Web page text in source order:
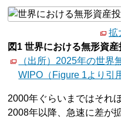
拡
図1 世界における無形資
（出所）2025年の世界
WIPO（Figure 1より引
2000年ぐらいまではそれ
2008年以降、急速に差が